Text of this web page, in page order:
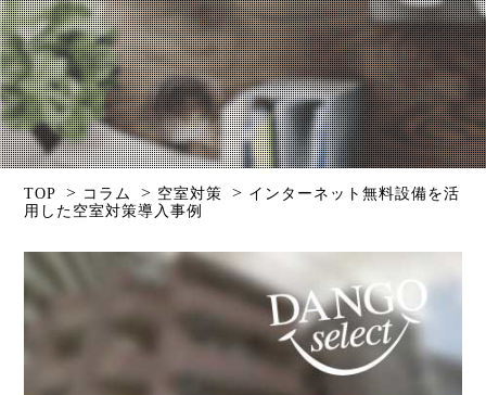
TOP > コラム > 空室対策 > インターネット無料設備を活
用した空室対策導入事例